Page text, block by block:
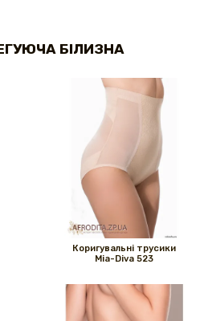
БІЛИЗНА
Коригувальні трусики
Mia-Diva 523